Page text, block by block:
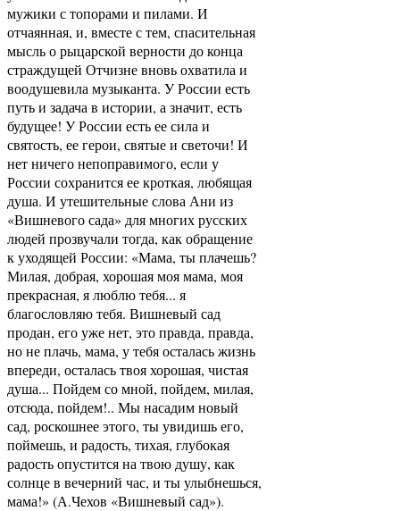
мужики с топорами и пилами. И
отчаянная, и, вместе с тем, спасительная
мысль о рыцарской верности до конца
страждущей Отчизне вновь охватила и
воодушевила музыканта. У России есть
путь и задача в истории, а значит, есть
будущее! У России есть ее сила и
святость, ее герои, святые и светочи! И
нет ничего непоправимого, если у
России сохранится ее кроткая, любящая
душа. И утешительные слова Ани из
«Вишневого сада» для многих русских
людей прозвучали тогда, как обращение
к уходящей России: «Мама, ты плачешь?
Милая, добрая, хорошая моя мама, моя
прекрасная, я люблю тебя... я
благословляю тебя. Вишневый сад
продан, его уже нет, это правда, правда,
но не плачь, мама, у тебя осталась жизнь
впереди, осталась твоя хорошая, чистая
душа... Пойдем со мной, пойдем, милая,
отсюда, пойдем!.. Мы насадим новый
сад, роскошнее этого, ты увидишь его,
поймешь, и радость, тихая, глубокая
радость опустится на твою душу, как
солнце в вечерний час, и ты улыбнешься,
мама!» (А.Чехов «Вишневый сад»).